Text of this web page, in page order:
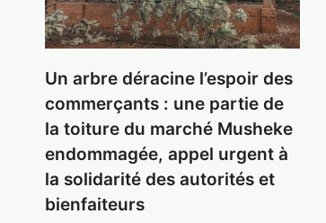
Un arbre déracine l’espoir des
commerçants : une partie de
la toiture du marché Musheke
endommagée, appel urgent à
la solidarité des autorités et
bienfaiteurs